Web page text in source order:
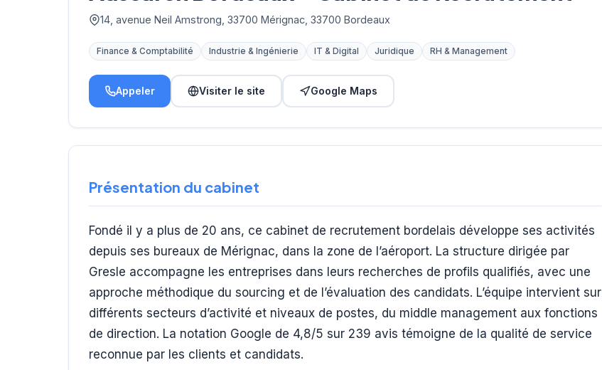
14, avenue Neil Amstrong, 33700 Mérignac, 33700 Bordeaux
Finance & Comptabilité Industrie & Ingénierie IT & Digital Juridique RH & Management
Appeler Visiter le site Google Maps
Présentation du cabinet
Fondé il y a plus de 20 ans, ce cabinet de recrutement bordelais développe ses activités
depuis ses bureaux de Mérignac, dans la zone de l’aéroport. La structure dirigée par
Gresle accompagne les entreprises dans leurs recherches de profils qualifiés, avec une
approche méthodique du sourcing et de l’évaluation des candidats. L’équipe intervient sur
différents secteurs d’activité et niveaux de postes, du middle management aux fonctions
de direction. La notation Google de 4,8/5 sur 239 avis témoigne de la qualité de service
reconnue par les clients et candidats.